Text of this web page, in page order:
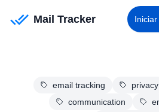
Mail Tracker
email tracking privacy
communication